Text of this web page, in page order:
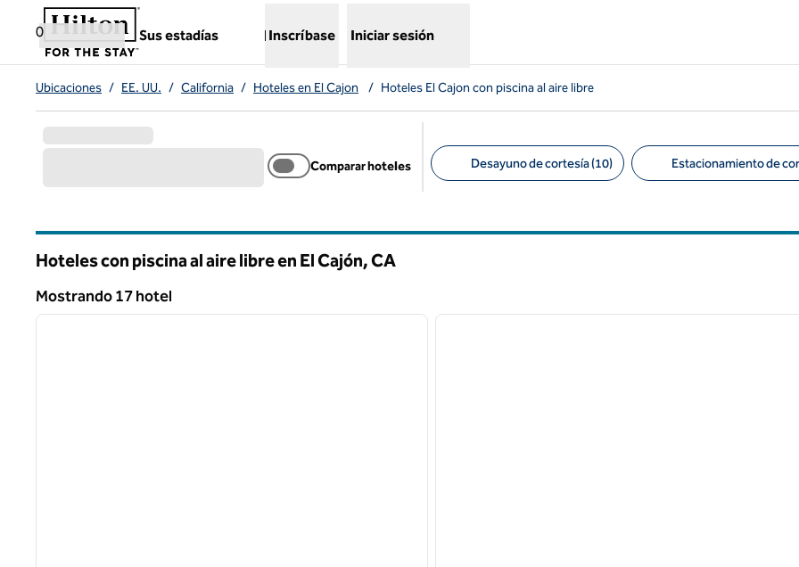
Saltar a contenido
0
Sus estadías
,abre una nueva pestaña
Inscríbase Iniciar sesión
Ubicaciones / EE. UU. / California / Hoteles en El Cajon / Hoteles El Cajon con piscina al aire libre
Comparar hoteles Desayuno de cortesía (10) Estacionamiento de
Hoteles con piscina al aire libre en El Cajón,CA
Mostrando 17 hotel
Mostrando 17 hotel
1 de 12
siguiente imagen
1 de 12